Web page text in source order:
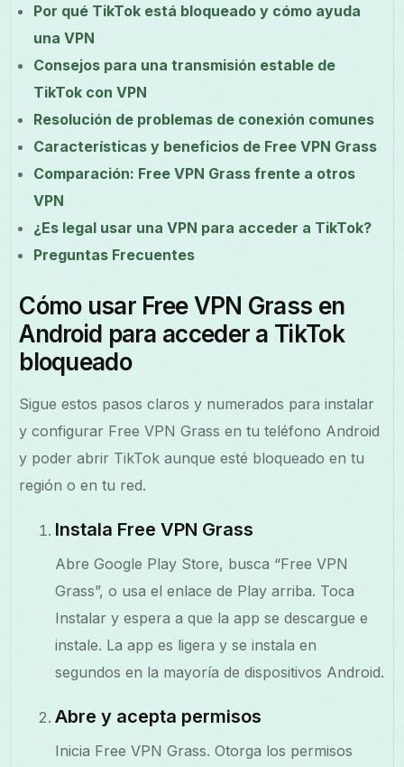
Por qué TikTok está bloqueado y cómo ayuda
una VPN
Consejos para una transmisión estable de
TikTok con VPN
Resolución de problemas de conexión comunes
Características y beneficios de Free VPN Grass
Comparación: Free VPN Grass frente a otros
VPN
¿Es legal usar una VPN para acceder a TikTok?
Preguntas Frecuentes
Cómo usar Free VPN Grass en
Android para acceder a TikTok
bloqueado
Sigue estos pasos claros y numerados para instalar
y configurar Free VPN Grass en tu teléfono Android
y poder abrir TikTok aunque esté bloqueado en tu
región o en tu red.
Instala Free VPN Grass
Abre Google Play Store, busca “Free VPN
Grass”, o usa el enlace de Play arriba. Toca
Instalar y espera a que la app se descargue e
instale. La app es ligera y se instala en
segundos en la mayoría de dispositivos Android.
Abre y acepta permisos
Inicia Free VPN Grass. Otorga los permisos